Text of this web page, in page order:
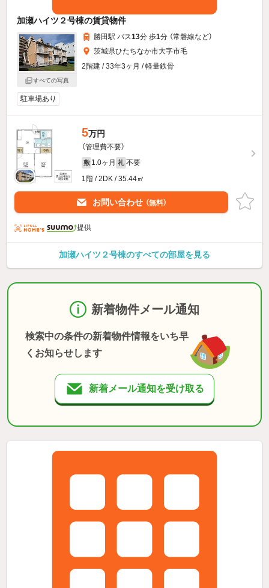
加瀬ハイツ２号棟の賃貸物件
すべての写真
勝田駅 バス13分 歩1分 （常磐線など）
茨城県ひたちなか市大字市毛
2階建 / 33年3ヶ月 / 軽量鉄骨
駐車場あり
5万円
（管理費不要）
敷 1.0ヶ月 礼 不要
1階 / 2DK / 35.44㎡
お問い合わせ （無料）
提供
加瀬ハイツ２号棟のすべての部屋を見る
新着物件メール通知
検索中の条件の新着物件情報をいち早
くお知らせします
新着メール通知を受け取る